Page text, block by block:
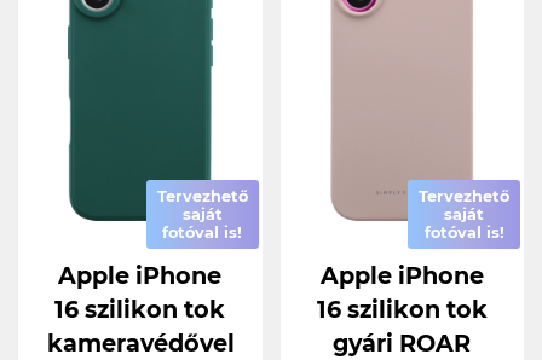
Tervezhető
saját
fotóval is!
Apple iPhone
16 szilikon tok
kameravédővel
Tervezhető
saját
fotóval is!
Apple iPhone
16 szilikon tok
gyári ROAR